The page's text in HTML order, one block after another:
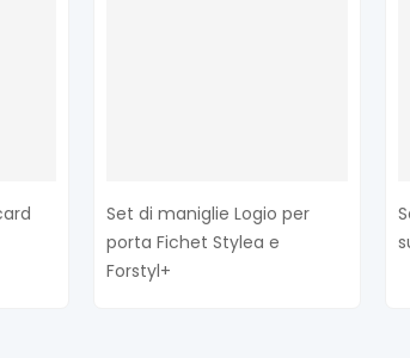
Set di maniglie Logio per
porta Fichet Stylea e
Forstyl+